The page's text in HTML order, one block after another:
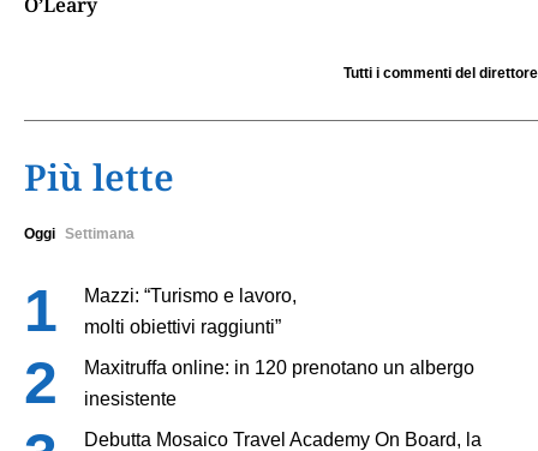
Tutti i commenti del direttore
Più lette
Oggi Settimana
Mazzi: “Turismo e lavoro,
molti obiettivi raggiunti”
Maxitruffa online: in 120 prenotano un albergo
inesistente
Debutta Mosaico Travel Academy On Board, la